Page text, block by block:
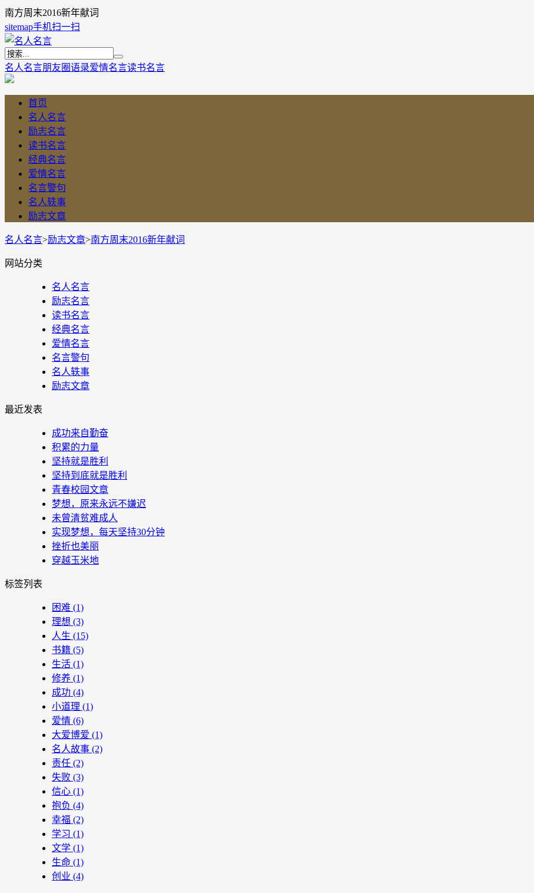
南方周末2016新年献词
sitemap手机扫一扫
名人名言朋友圈语录爱情名言读书名言
首页
名人名言
励志名言
读书名言
经典名言
爱情名言
名言警句
名人轶事
励志文章
名人名言>励志文章>南方周末2016新年献词
网站分类
名人名言
励志名言
读书名言
经典名言
爱情名言
名言警句
名人轶事
励志文章
最近发表
成功来自勤奋
积累的力量
坚持就是胜利
坚持到底就是胜利
青春校园文章
梦想，原来永远不嫌迟
未曾清贫难成人
实现梦想，每天坚持30分钟
挫折也美丽
穿越玉米地
标签列表
困难 (1)
理想 (3)
人生 (15)
书籍 (5)
生活 (1)
修养 (1)
成功 (4)
小道理 (1)
爱情 (6)
大爱博爱 (1)
名人故事 (2)
责任 (2)
失败 (3)
信心 (1)
抱负 (4)
幸福 (2)
学习 (1)
文学 (1)
生命 (1)
创业 (4)